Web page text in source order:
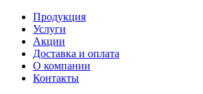
Продукция
Услуги
Акции
Доставка и оплата
О компании
Контакты